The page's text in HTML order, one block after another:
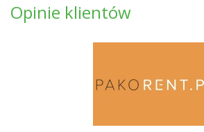
Opinie klientów